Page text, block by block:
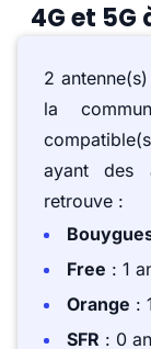
4G et 5G
2
la
ayant des
retrouve :
Free : 1
Orange :
SFR : 0